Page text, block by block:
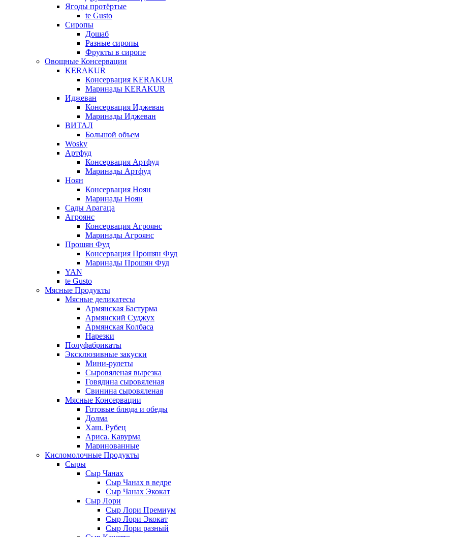
Ягоды протёртые
te Gusto
Сиропы
Дошаб
Разные сиропы
Фрукты в сиропе
Овощные Консервации
KERAKUR
Консервация KERAKUR
Маринады KERAKUR
Иджеван
Консервация Иджеван
Маринады Иджеван
ВИТАЛ
Большой объем
Wosky
Артфуд
Консервация Артфуд
Маринады Артфуд
Ноян
Консервация Ноян
Маринады Ноян
Сады Арагаца
Агроянс
Консервация Агроянс
Маринады Агроянс
Прошян Фуд
Консервация Прошян Фуд
Маринады Прошян Фуд
YAN
te Gusto
Мясные Продукты
Мясные деликатесы
Армянская Бастурма
Армянский Суджух
Армянская Колбаса
Нарезки
Полуфабрикаты
Эксклюзивные закуски
Мини-рулеты
Сыровяленая вырезка
Говядина сыровяленая
Свинина сыровяленая
Мясные Консервации
Готовые блюда и обеды
Долма
Хаш. Рубец
Ариса. Кавурма
Маринованные
Кисломолочные Продукты
Сыры
Сыр Чанах
Сыр Чанах в ведре
Сыр Чанах Экокат
Сыр Лори
Сыр Лори Премиум
Сыр Лори Экокат
Сыр Лори разный